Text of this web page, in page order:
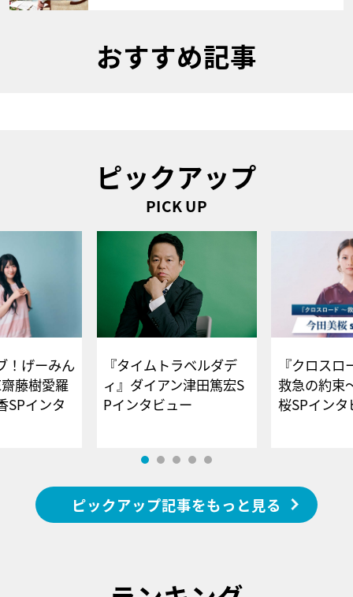
おすすめ記事
ピックアップ
PICK UP
！げーみん
藤樹愛羅
SPインタ
『タイムトラベルダデ
ィ』ダイアン津田篤宏S
Pインタビュー
『クロス
救急の約束
桜SPイ
ピックアップ記事をもっと見る